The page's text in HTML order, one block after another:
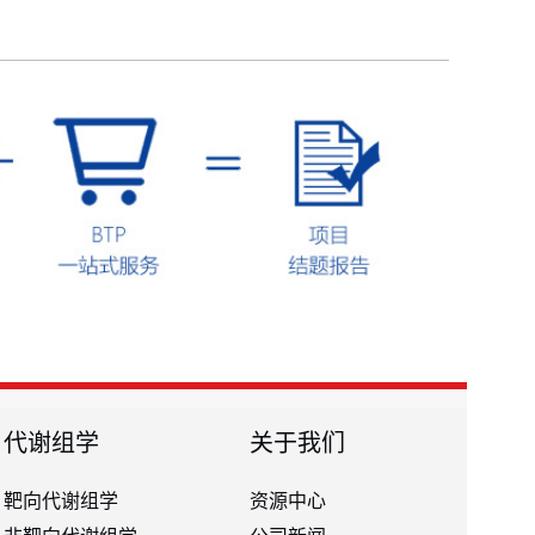
代谢组学
靶向代谢组学
关于我们
资源中心